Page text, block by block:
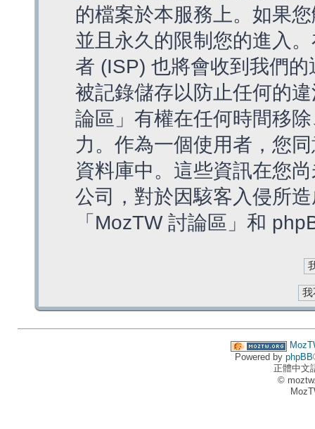
的檔案於本服務上。如果
並且永久的限制您的進入
者 (ISP) 也將會收到我們
被記錄儲存以防止任何的
論區」有權在任何時間移
力。作為一個使用者，您
資料庫中。這些資訊在您
公司，對於因駭客入侵所
「MozTW 討論區」和
Powered by phpBB
正體中文
©